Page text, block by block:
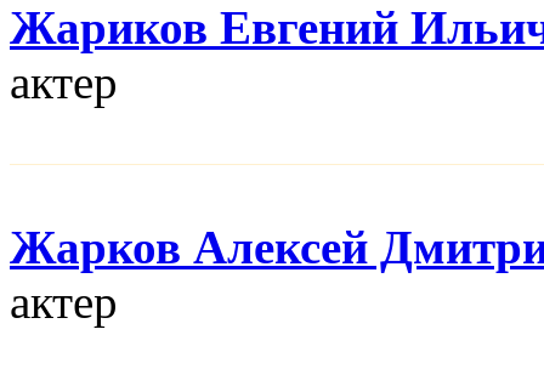
Жариков Евгений
актер
Жарков Алексей
актер